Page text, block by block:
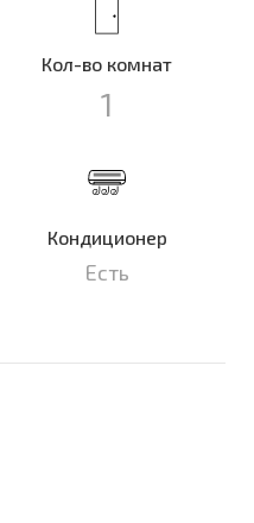
Кол-во комнат
1
Кондиционер
Есть